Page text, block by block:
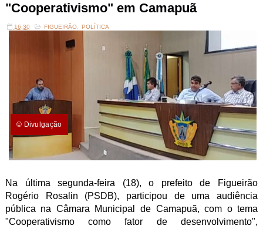
"Cooperativismo" em Camapuã
16:30 FIGUEIRÃO, POLÍTICA
© Divulgação
Na última segunda-feira (18), o prefeito de Figueirão
Rogério Rosalin (PSDB), participou de uma audiência
pública na Câmara Municipal de Camapuã, com o tema
"Cooperativismo como fator de desenvolvimento",